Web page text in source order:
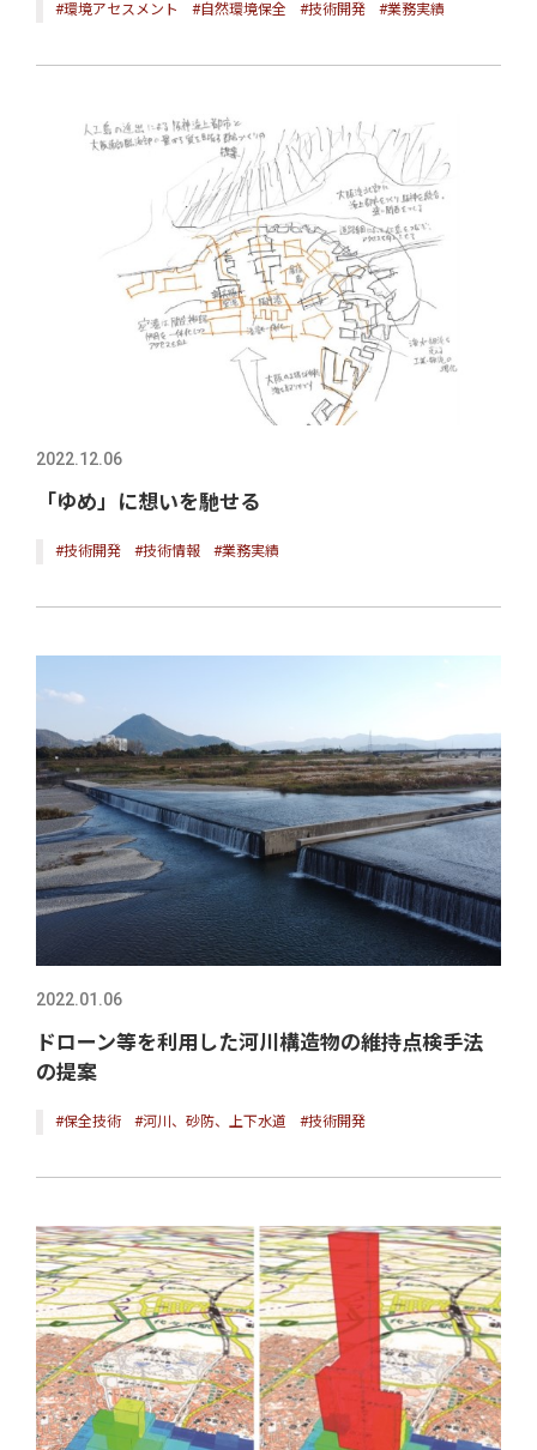
#環境アセスメント #自然環境保全 #技術開発 #業務実績
2022.12.06
「ゆめ」に想いを馳せる
#技術開発 #技術情報 #業務実績
2022.01.06
ドローン等を利用した河川構造物の維持点検手法
の提案
#保全技術 #河川、砂防、上下水道 #技術開発